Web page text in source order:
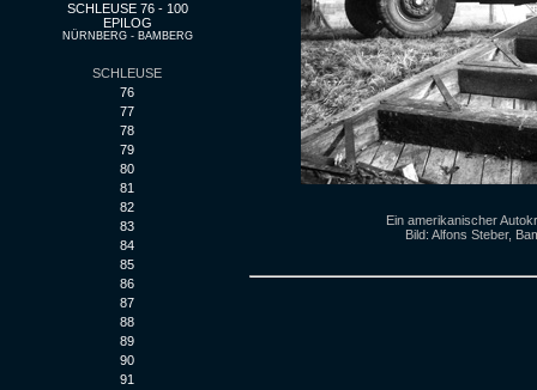
SCHLEUSE 76 - 100
EPILOG
NÜRNBERG - BAMBERG
SCHLEUSE
76
77
78
79
80
81
82
83
84
85
86
87
88
89
90
91
Ein amerikanischer
Bild: Alfons Steber,